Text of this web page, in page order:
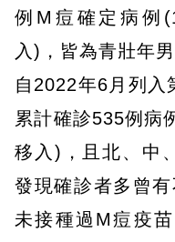
例M痘確定病例
入)，皆為青壯年
自2022年6月列入
累計確診535例病
移入)，且北、中
發現確診者多曾
未接種過M痘疫